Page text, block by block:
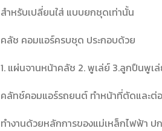
สำหรับเปลี่ยนใส่ แบบยกชุดเท่านั้น
คลัช คอมแอร์ครบชุด ประกอบด้วย
1. แผ่นจานหน้าคลัช 2. พูเล่ย์ 3.ลูกปืนพู
คลัทช์คอมแอร์รถยนต์ ทำหน้าที่ตัดและต่
ทำงานด้วยหลักการของแม่เหล็กไฟฟ้า ป